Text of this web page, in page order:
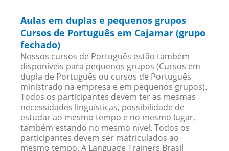
Aulas em duplas e pequenos grupos
Cursos de Português em Cajamar (grupo
fechado)
Nossos cursos de Português estão também
disponíveis para pequenos grupos (Cursos em
dupla de Português ou cursos de Português
ministrado na empresa e em pequenos grupos).
Todos os participantes devem ter as mesmas
necessidades linguísticas, possibilidade de
estudar ao mesmo tempo e no mesmo lugar,
também estando no mesmo nível. Todos os
participantes devem ser matriculados ao
mesmo tempo. A Language Trainers Brasil